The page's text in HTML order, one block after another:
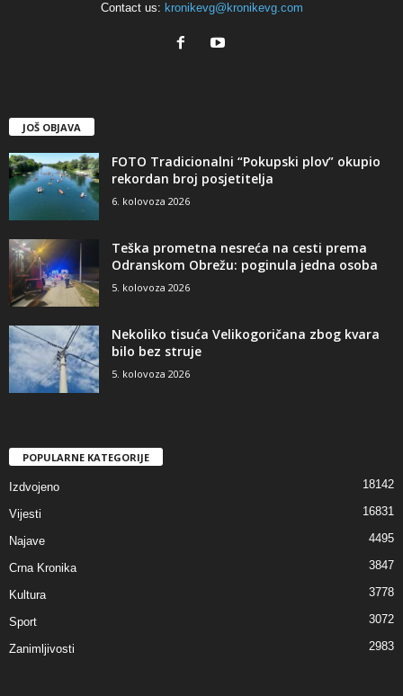
Contact us: kronikevg@kronikevg.com
JOŠ OBJAVA
FOTO Tradicionalni “Pokupski plov” okupio
rekordan broj posjetitelja
6. kolovoza 2026
Teška prometna nesreća na cesti prema
Odranskom Obrežu: poginula jedna osoba
5. kolovoza 2026
Nekoliko tisuća Velikogoričana zbog kvara
bilo bez struje
5. kolovoza 2026
POPULARNE KATEGORIJE
Izdvojeno 18142
Vijesti 16831
Najave 4495
Crna Kronika 3847
Kultura 3778
Sport 3072
Zanimljivosti 2983